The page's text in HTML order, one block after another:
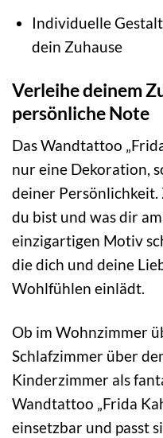
Individuelle
dein Zuhause
Verleihe deinem
persönliche Note
Das Wandtattoo
nur eine Dekoration,
deiner Persönlichkeit.
du bist und was dir
einzigartigen Motiv
die dich und deine
Wohlfühlen einlädt.
Ob im Wohnzimmer
Schlafzimmer über
Kinderzimmer als
Wandtattoo „Frida
einsetzbar und passt